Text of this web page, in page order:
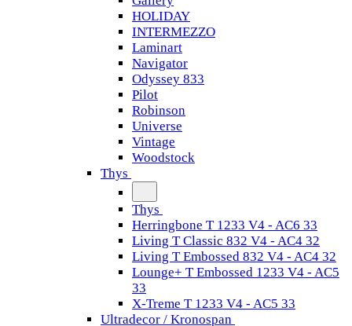
HOLIDAY
INTERMEZZO
Laminart
Navigator
Odyssey 833
Pilot
Robinson
Universe
Vintage
Woodstock
Thys
Thys
Herringbone T 1233 V4 - AC6 33
Living T Classic 832 V4 - AC4 32
Living T Embossed 832 V4 - AC4 32
Lounge+ T Embossed 1233 V4 - AC5
33
X-Treme T 1233 V4 - AC5 33
Ultradecor / Kronospan